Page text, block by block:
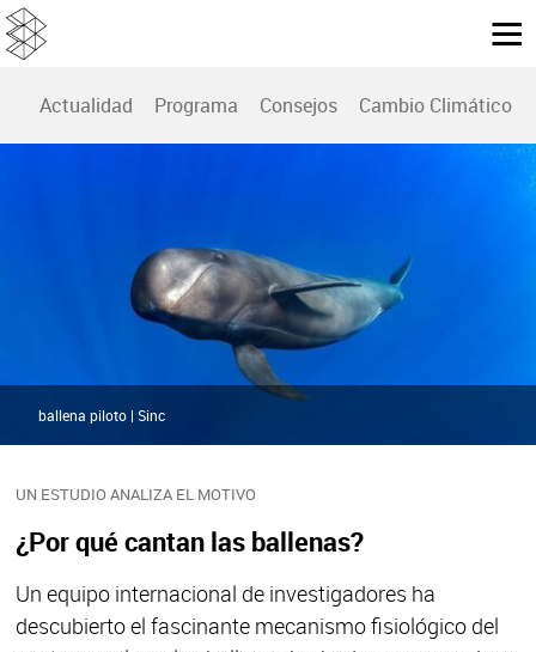
Actualidad Programa Consejos Cambio Climático
UN ESTUDIO ANALIZA EL MOTIVO
¿Por qué cantan las ballenas?
Un equipo internacional de investigadores ha
descubierto el fascinante mecanismo fisiológico del
ballena piloto | Sinc